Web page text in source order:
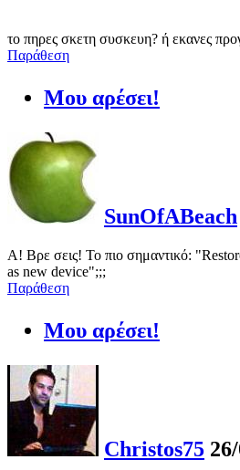
το πηρες σκετη συσκευη? ή εκανες
Παράθεση
Μου αρέσει!
SunOfABeach
Α! Βρε σεις! Το πιο σημαντικό:
as new device";;;
Παράθεση
Μου αρέσει!
Christos75